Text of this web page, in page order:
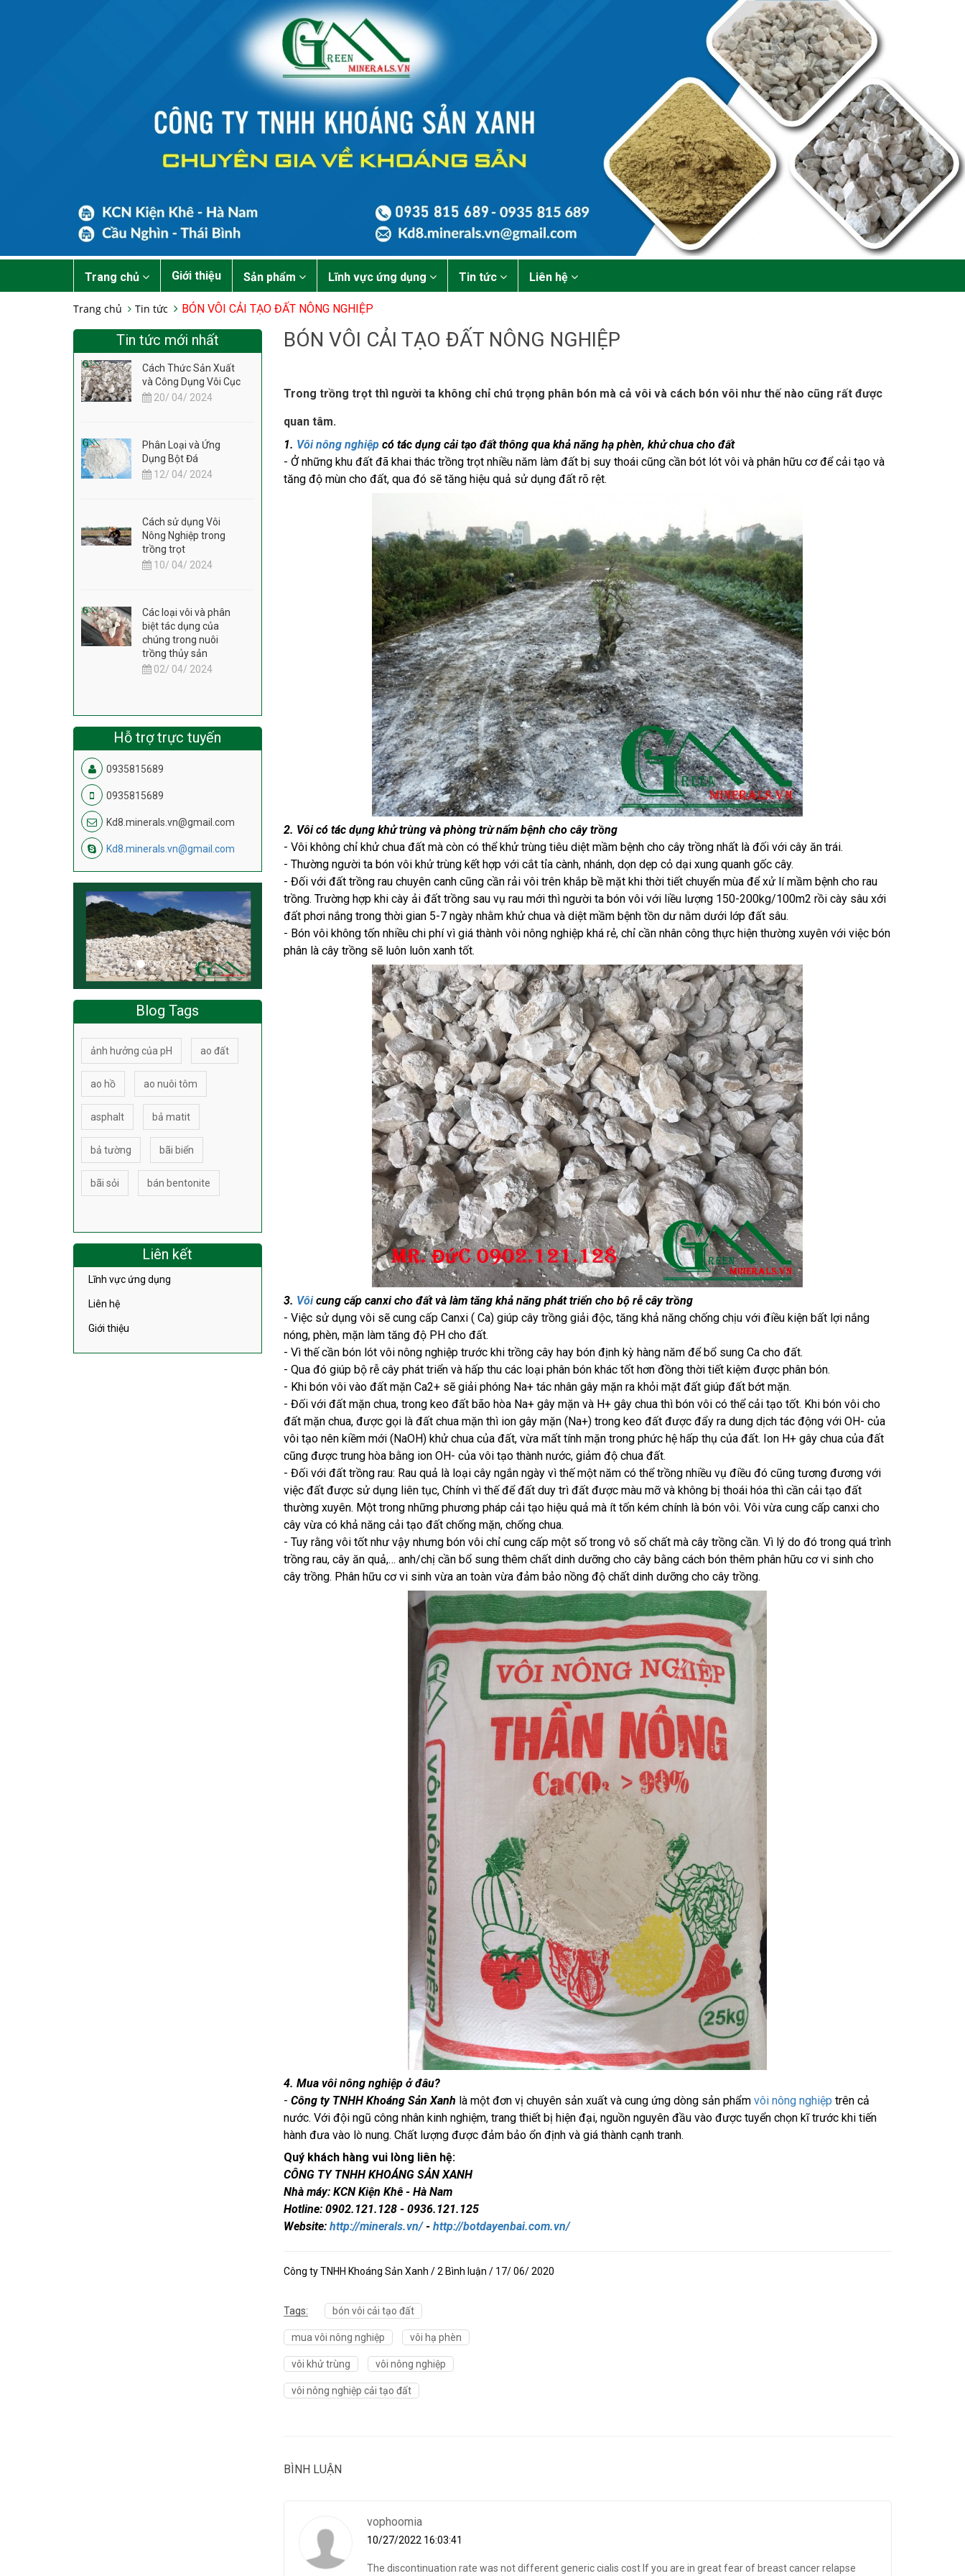
Trang chủ Giới thiệu Sản phẩm Lĩnh vực ứng dụng Tin tức Liên hệ
Trang chủ Tin tức BÓN VÔI CẢI TẠO ĐẤT NÔNG NGHIỆP
BÓN VÔI CẢI TẠO ĐẤT NÔNG NGHIỆP
Trong trồng trọt thì người ta không chỉ chú trọng phân bón mà cả vôi và cách bón vôi như thế nào cũng rất được
quan tâm.
1. Vôi nông nghiệpcó tác dụng cải tạo đất thông qua khả năng hạ phèn, khử chua cho đất
- Ở những khu đất đã khai thác trồng trọt nhiều năm làm đất bị suy thoái cũng cần bót lót vôi và phân hữu cơ để cải tạo và
tăng độ mùn cho đất, qua đó sẽ tăng hiệu quả sử dụng đất rõ rệt.
2. Vôi có tác dụng khử trùng và phòng trừ nấm bệnh cho cây trồng
- Vôi không chỉ khử chua đất mà còn có thể khử trùng tiêu diệt mầm bệnh cho cây trồng nhất là đối với cây ăn trái.
- Thường người ta bón vôi khử trùng kết hợp với cắt tỉa cành, nhánh, dọn dẹp cỏ dại xung quanh gốc cây.
- Đối với đất trồng rau chuyên canh cũng cần rải vôi trên khắp bề mặt khi thời tiết chuyển mùa để xử lí mầm bệnh cho rau
trồng. Trường hợp khi cày ải đất trồng sau vụ rau mới thì người ta bón vôi với liều lượng 150-200kg/100m2 rồi cày sâu xới
đất phơi nắng trong thời gian 5-7 ngày nhằm khử chua và diệt mầm bệnh tồn dư nằm dưới lớp đất sâu.
- Bón vôi không tốn nhiều chi phí vì giá thành vôi nông nghiệp khá rẻ, chỉ cần nhân công thực hiện thường xuyên với việc bón
phân là cây trồng sẽ luôn luôn xanh tốt.
3. Vôicung cấp canxi cho đất và làm tăng khả năng phát triển cho bộ rễ cây trồng
- Việc sử dụng vôi sẽ cung cấp Canxi ( Ca) giúp cây trồng giải độc, tăng khả năng chống chịu với điều kiện bất lợi nắng
nóng, phèn, mặn làm tăng độ PH cho đất.
- Vì thế cần bón lót vôi nông nghiệp trước khi trồng cây hay bón định kỳ hàng năm để bổ sung Ca cho đất.
- Qua đó giúp bộ rễ cây phát triển và hấp thu các loại phân bón khác tốt hơn đồng thời tiết kiệm được phân bón.
- Khi bón vôi vào đất mặn Ca2+ sẽ giải phóng Na+ tác nhân gây mặn ra khỏi mặt đất giúp đất bớt mặn.
- Đối với đất mặn chua, trong keo đất bão hòa Na+ gây mặn và H+ gây chua thì bón vôi có thể cải tạo tốt. Khi bón vôi cho
đất mặn chua, được gọi là đất chua mặn thì ion gây mặn (Na+) trong keo đất được đẩy ra dung dịch tác động với OH- của
vôi tạo nên kiềm mới (NaOH) khử chua của đất, vừa mất tính mặn trong phức hệ hấp thụ của đất. Ion H+ gây chua của đất
cũng được trung hòa bằng ion OH- của vôi tạo thành nước, giảm độ chua đất.
- Đối với đất trồng rau: Rau quả là loại cây ngắn ngày vì thế một năm có thể trồng nhiều vụ điều đó cũng tương đương với
việc đất được sử dụng liên tục, Chính vì thế để đất duy trì đất được màu mỡ và không bị thoái hóa thì cần cải tạo đất
thường xuyên. Một trong những phương pháp cải tạo hiệu quả mà ít tốn kém chính là bón vôi. Vôi vừa cung cấp canxi cho
cây vừa có khả năng cải tạo đất chống mặn, chống chua.
- Tuy rằng vôi tốt như vậy nhưng bón vôi chỉ cung cấp một số trong vô số chất mà cây trồng cần. Vì lý do đó trong quá trình
trồng rau, cây ăn quả,… anh/chị cần bổ sung thêm chất dinh dưỡng cho cây bằng cách bón thêm phân hữu cơ vi sinh cho
cây trồng. Phân hữu cơ vi sinh vừa an toàn vừa đảm bảo nồng độ chất dinh dưỡng cho cây trồng.
4. Mua vôi nông nghiệp ở đâu?
- Công ty TNHH Khoáng Sản Xanh là một đơn vị chuyên sản xuất và cung ứng dòng sản phẩm vôi nông nghiệp trên cả
nước. Với đội ngũ công nhân kinh nghiệm, trang thiết bị hiện đại, nguồn nguyên đầu vào được tuyển chọn kĩ trước khi tiến
hành đưa vào lò nung. Chất lượng được đảm bảo ổn định và giá thành cạnh tranh.
Quý khách hàng vui lòng liên hệ:
CÔNG TY TNHH KHOÁNG SẢN XANH
Nhà máy: KCN Kiện Khê - Hà Nam
Hotline: 0902.121.128 - 0936.121.125
Website: http://minerals.vn/- http://botdayenbai.com.vn/
Công ty TNHH Khoáng Sản Xanh / 2 Bình luận / 17/ 06/ 2020
Tags: bón vôi cải tạo đất
mua vôi nông nghiệp vôi hạ phèn
vôi khử trùng vôi nông nghiệp
vôi nông nghiệp cải tạo đất
BÌNH LUẬN
vophoomia
10/27/2022 16:03:41
The discontinuation rate was not different generic cialis cost If you are in great fear of breast cancer relapse
Tin tức mới nhất
Cách Thức Sản Xuất
và Công Dụng Vôi Cục
20/ 04/ 2024
Phân Loại và Ứng
Dụng Bột Đá
12/ 04/ 2024
Cách sử dụng Vôi
Nông Nghiệp trong
trồng trọt
10/ 04/ 2024
Các loại vôi và phân
biệt tác dụng của
chúng trong nuôi
trồng thủy sản
02/ 04/ 2024
Hỗ trợ trực tuyến
0935815689
0935815689
Kd8.minerals.vn@gmail.com
Kd8.minerals.vn@gmail.com
Blog Tags
ảnh hưởng của pH ao đất
ao hồ ao nuôi tôm
asphalt bả matit
bả tường bãi biển
bãi sỏi bán bentonite
Liên kết
Lĩnh vực ứng dụng